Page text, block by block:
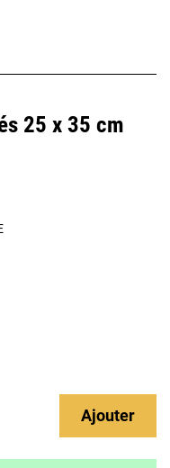
25 x 35 cm
Ajouter